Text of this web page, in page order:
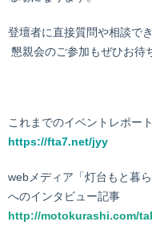
登壇者に直接質問や相談で
懇親会のご参加もぜひお待
これまでのイベントレポー
https://fta7.net/jyy
webメディア「灯台もと暮
へのインタビュー記事
http://motokurashi.com/